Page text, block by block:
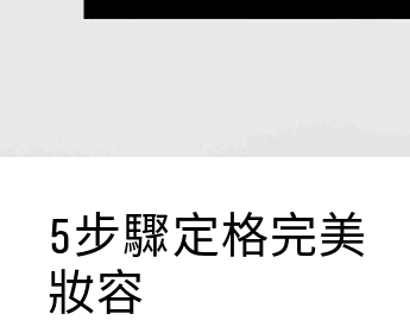
5步驟定格完美
妝容